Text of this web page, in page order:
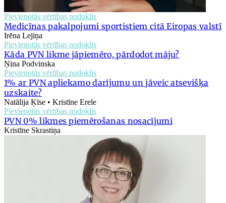
Pievienotās vērtības nodoklis
Medicīnas pakalpojumi sportistiem citā Eiropas valstī
Irēna Lejiņa
Pievienotās vērtības nodoklis
Kāda PVN likme jāpiemēro, pārdodot māju?
Ņina Podvinska
Pievienotās vērtības nodoklis
1% ar PVN apliekamo darījumu un jāveic atsevišķa
uzskaite?
Natālija Ķīse • Kristīne Erele
Pievienotās vērtības nodoklis
PVN 0% likmes piemērošanas nosacījumi
Kristīne Skrastiņa